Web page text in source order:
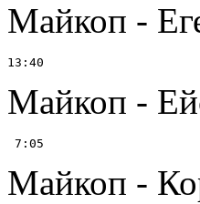
Майкоп -
Майкоп -
Майкоп -